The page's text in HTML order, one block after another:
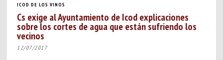
ICOD DE LOS VINOS
Cs exige al Ayuntamiento de Icod explicaciones
sobre los cortes de agua que están sufriendo los
vecinos
12/07/2017